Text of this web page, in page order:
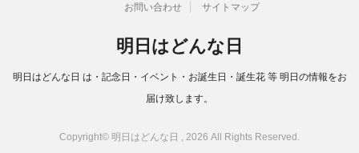
お問い合わせ サイトマップ
明日はどんな日
明日はどんな日 は・記念日・イベント・お誕生日・誕生花 等 明日の情報をお
届け致します。
Copyright© 明日はどんな日 , 2026 All Rights Reserved.